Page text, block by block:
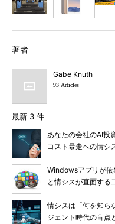
著者
Gabe Knuth
93 Articles
最新 3 件
あなたの会社のAI
コスト暴走への情シ
Windowsアプリが
と情シスが直面する
情シスは「何を知
ジェント時代の盲点